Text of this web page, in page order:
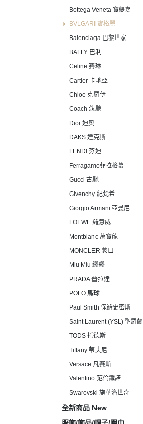
Bottega Veneta 寶緹嘉
BVLGARI 寶格麗
Balenciaga 巴黎世家
BALLY 巴利
Celine 賽琳
Cartier 卡地亞
Chloe 克羅伊
Coach 蔻馳
Dior 迪奧
DAKS 達克斯
FENDI 芬迪
Ferragamo菲拉格慕
Gucci 古馳
Givenchy 紀梵希
Giorgio Armani 亞曼尼
LOEWE 羅意威
Montblanc 萬寶龍
MONCLER 蒙口
Miu Miu 繆繆
PRADA 普拉達
POLO 馬球
Paul Smith 保羅史密斯
Saint Laurent (YSL) 聖羅蘭
TODS 托德斯
Tiffany 蒂夫尼
Versace 凡賽斯
Valentino 范倫鐵諾
Swarovski 施華洛世奇
全新商品 New